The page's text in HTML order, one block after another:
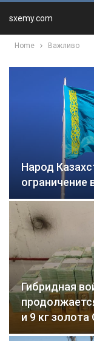
sxemy.com
Home Важливо
Народ
ограничение
Гибридная
и 9 кг